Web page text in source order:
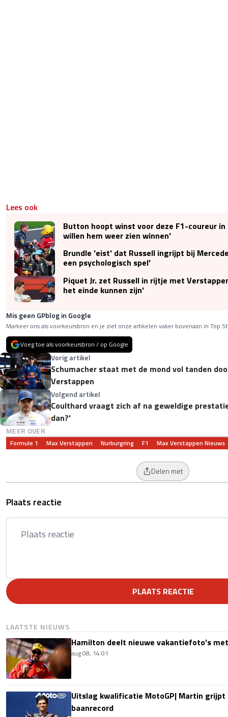
Lees ook
Button hoopt winst voor deze F1-coureur in
willen hem weer zien winnen'
Brundle 'eist' dat Russell ingrijpt bij
een psychologisch spel'
Piquet Jr. zet Russell in rijtje met
het einde kunnen zijn'
Mis geen GPblog in Google
Markeer ons als voorkeursbron en je ziet onze artikelen vaker bovenaan in Top
Voeg toe als voorkeursbron / op Google
Vorig artikel
Schumacher staat met de mond vol tanden
Verstappen
Volgend artikel
Coulthard vraagt zich af na geweldige
dan?'
MEER OVER
Formule 1 Max Verstappen Nurburgring F1 Max Verstappen Nieuws
Delen met
Plaats reactie
PLAATS REACTIE
LAATSTE NIEUWS
Hamilton deelt nieuwe vakantiefoto's
aug 08, 14:01
Uitslag kwalificatie MotoGP| Martin
baanrecord